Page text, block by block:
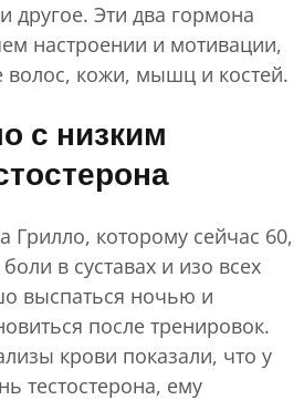
другое. Эти два гормона
настроении и мотивации,
волос, кожи, мышц и костей.
с низким
Грилло, которому сейчас 60,
в суставах и изо всех
выспаться ночью и
после тренировок.
крови показали, что у
тестостерона, ему